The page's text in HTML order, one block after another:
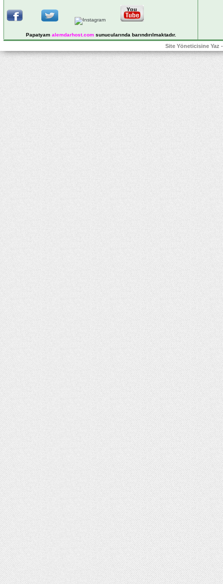
Papatyam alemdarhost.comsunucularında barındırılmaktadır.
Site Yöneticisine Yaz